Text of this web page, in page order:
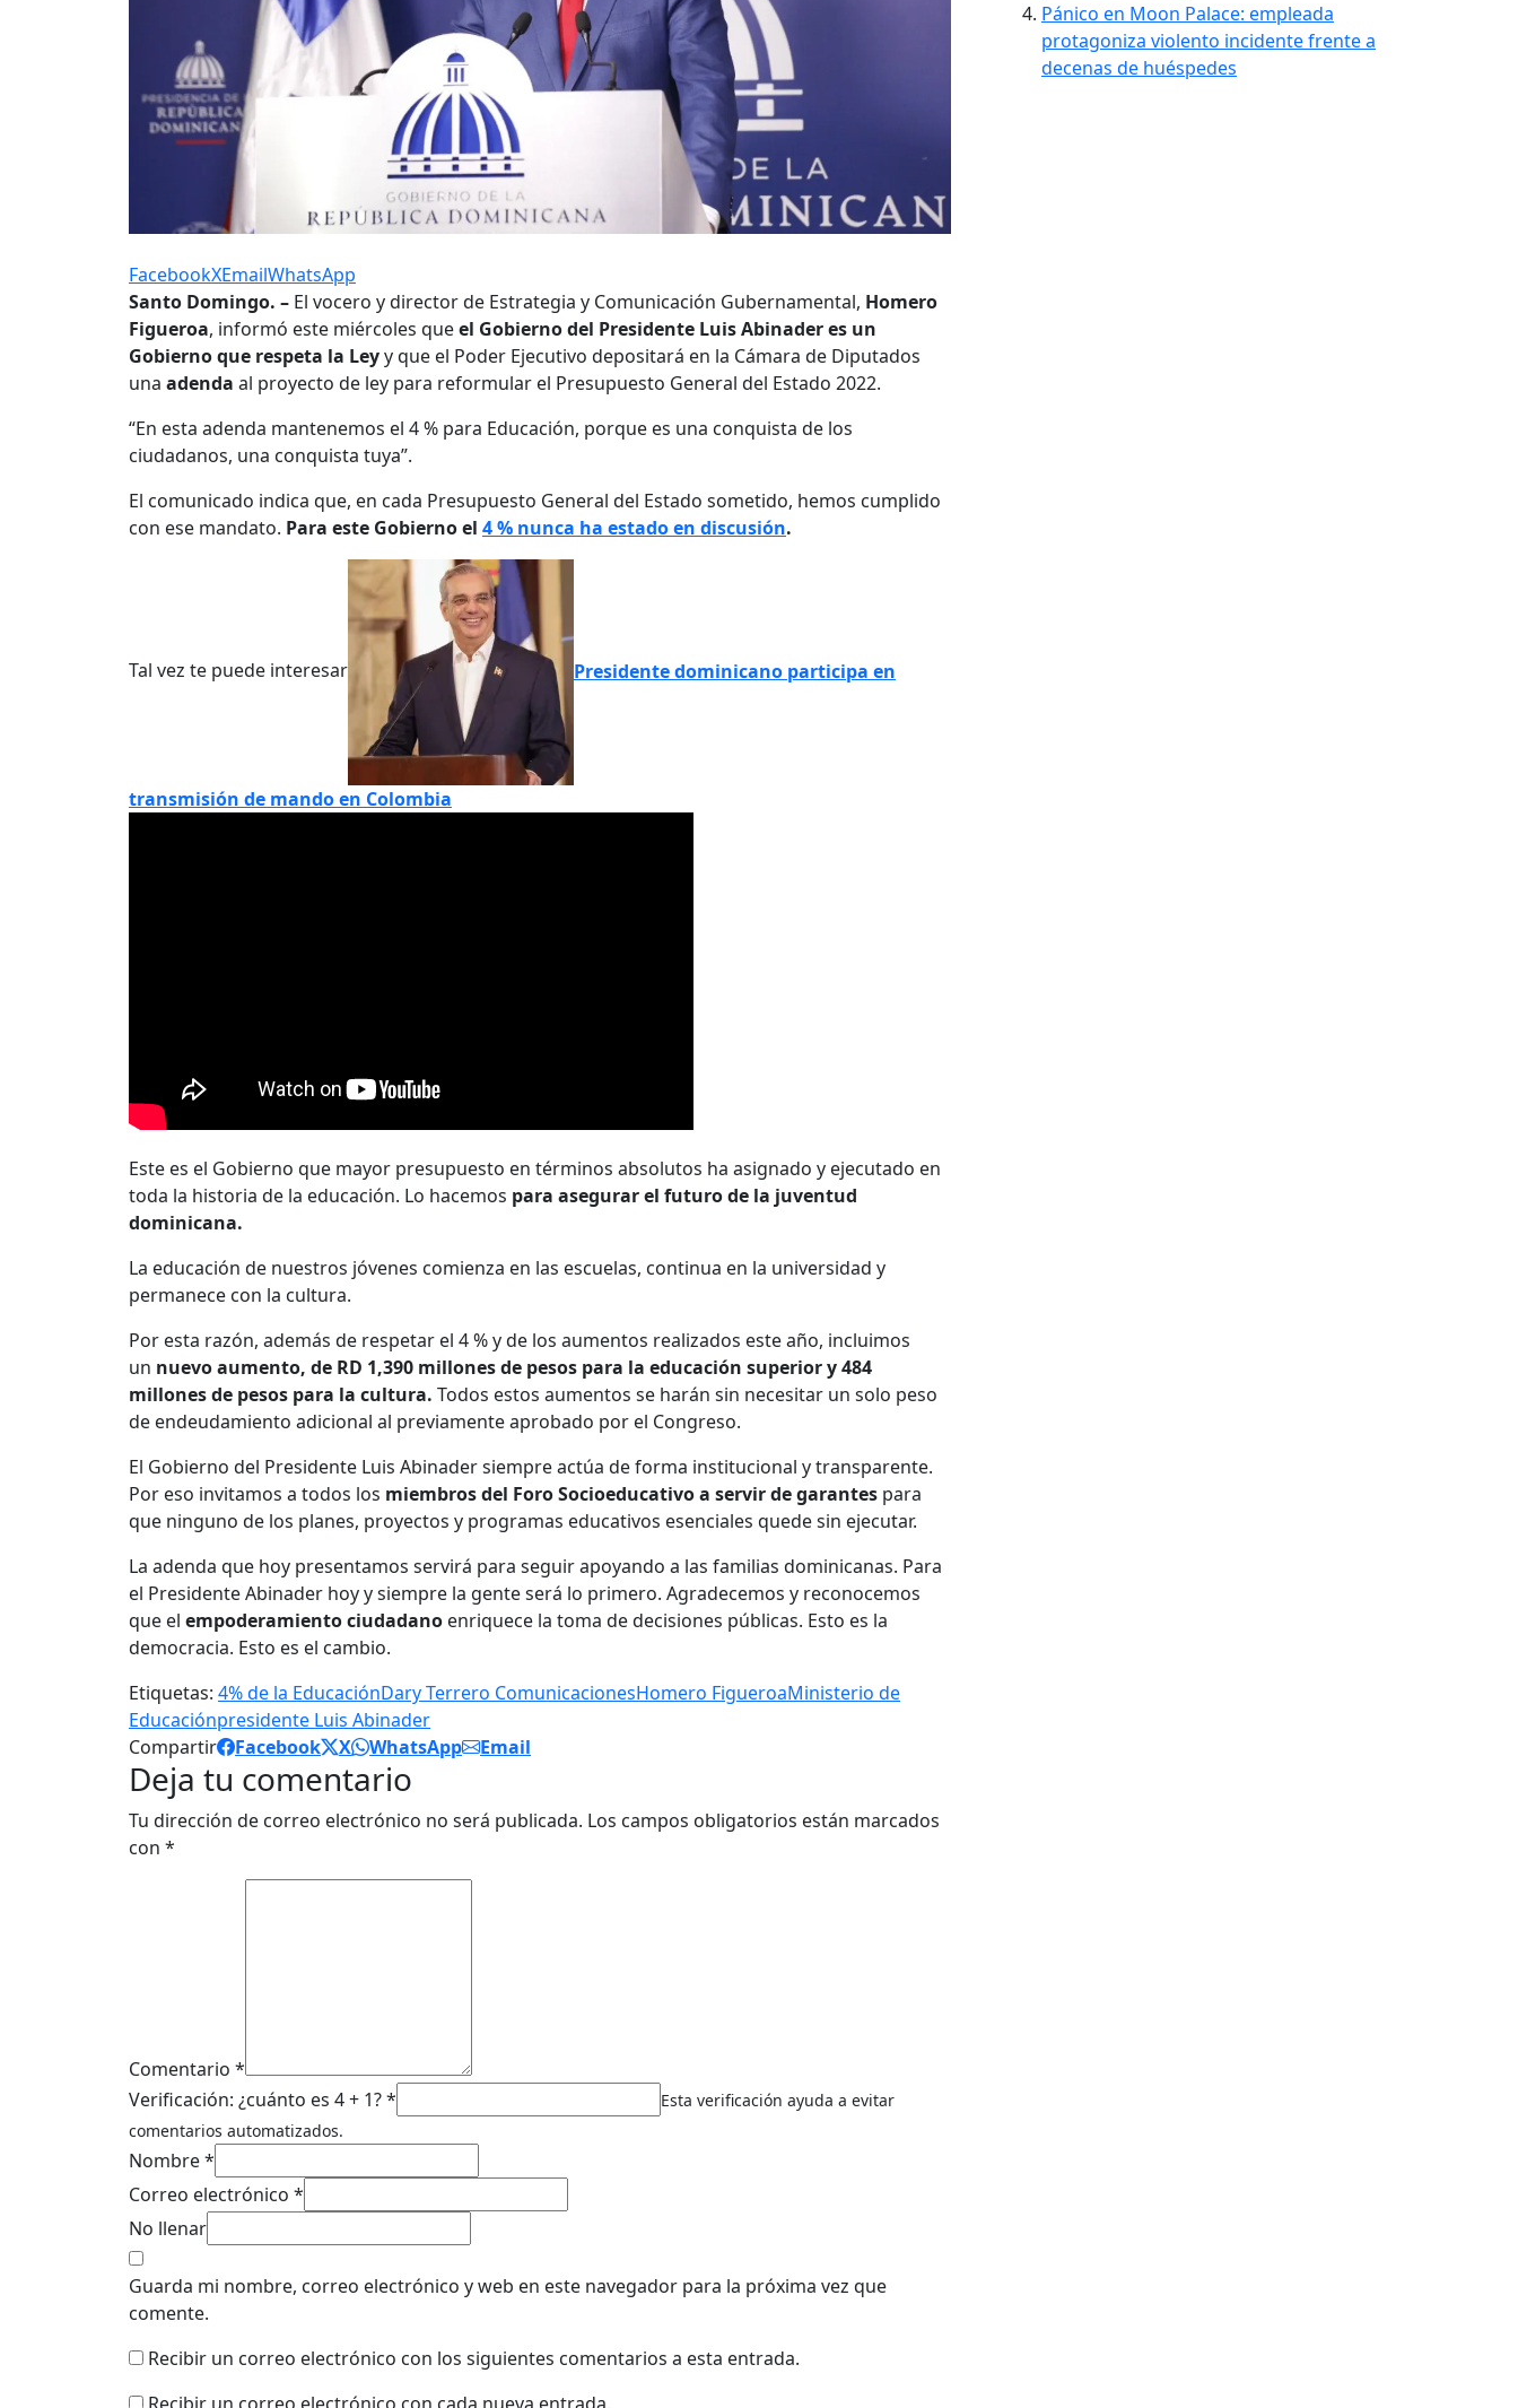
FacebookXEmailWhatsApp
Santo Domingo. – El vocero y director de Estrategia y Comunicación Gubernamental, Homero
Figueroa, informó este miércoles queel Gobierno del Presidente Luis Abinader es un
Gobierno que respeta la Leyy que el Poder Ejecutivo depositará en la Cámara de Diputados
una adenda al proyecto de ley para reformular el Presupuesto General del Estado 2022.
“En esta adenda mantenemos el 4 % para Educación, porque es una conquista de los
ciudadanos, una conquista tuya”.
El comunicado indica que, en cada Presupuesto General del Estado sometido, hemos cumplido
con ese mandato. Para este Gobierno el 4 % nunca ha estado en discusión.
Tal vez te puede interesar Presidente dominicano participa en
transmisión de mando en Colombia
Este es el Gobierno que mayor presupuesto en términos absolutos ha asignado y ejecutado en
toda la historia de la educación. Lo hacemos para asegurar el futuro de la juventud
dominicana.
La educación de nuestros jóvenes comienza en las escuelas, continua en la universidad y
permanece con la cultura.
Por esta razón, además de respetar el 4 % y de los aumentos realizados este año, incluimos
un nuevo aumento, de RD 1,390 millones de pesos para la educación superior y 484
millones de pesos para la cultura. Todos estos aumentos se harán sin necesitar un solo peso
de endeudamiento adicional al previamente aprobado por el Congreso.
El Gobierno del Presidente Luis Abinader siempre actúa de forma institucional y transparente.
Por eso invitamos a todos los miembros del Foro Socioeducativo a servir de garantes para
que ninguno de los planes, proyectos y programas educativos esenciales quede sin ejecutar.
La adenda que hoy presentamos servirá para seguir apoyando a las familias dominicanas. Para
el Presidente Abinader hoy y siempre la gente será lo primero. Agradecemos y reconocemos
que el empoderamiento ciudadano enriquece la toma de decisiones públicas. Esto es la
democracia. Esto es el cambio.
Etiquetas: 4% de la EducaciónDary Terrero ComunicacionesHomero FigueroaMinisterio de
Educaciónpresidente Luis Abinader
Compartir
Facebook X WhatsApp Email
Deja tu comentario
Tu dirección de correo electrónico no será publicada. Los campos obligatorios están marcados
con *
Comentario *
Verificación: ¿cuánto es 4 + 1? *
Esta verificación ayuda a evitar
comentarios automatizados.
Nombre *
Correo electrónico *
No llenar
Guarda mi nombre, correo electrónico y web en este navegador para la próxima vez que
comente.
Recibir un correo electrónico con los siguientes comentarios a esta entrada.
Pánico en Moon Palace: empleada
protagoniza violento incidente frente a
decenas de huéspedes